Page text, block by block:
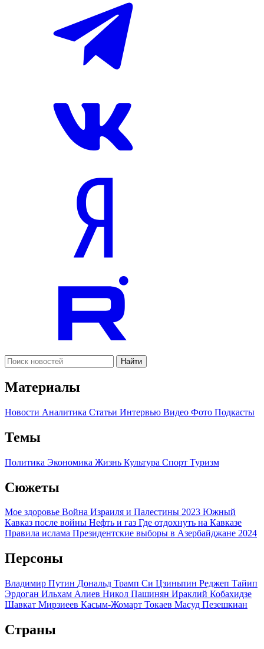
Найти
Материалы
Новости Аналитика Статьи Интервью Видео Фото Подкасты
Темы
Политика Экономика Жизнь Культура Спорт Туризм
Сюжеты
Мое здоровье Война Израиля и Палестины 2023 Южный
Кавказ после войны Нефть и газ Где отдохнуть на Кавказе
Правила ислама Президентские выборы в Азербайджане 2024
Персоны
Владимир Путин Дональд Трамп Си Цзиньпин Реджеп Тайип
Эрдоган Ильхам Алиев Никол Пашинян Ираклий Кобахидзе
Шавкат Мирзиеев Касым-Жомарт Токаев Масуд Пезешкиан
Страны